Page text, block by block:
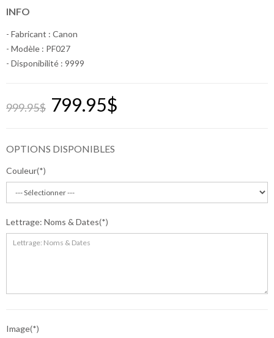
INFO
- Fabricant : Canon
- Modèle : PF027
- Disponibilité : 9999
999.95$ 799.95$
OPTIONS DISPONIBLES
Couleur
Lettrage: Noms & Dates
Image